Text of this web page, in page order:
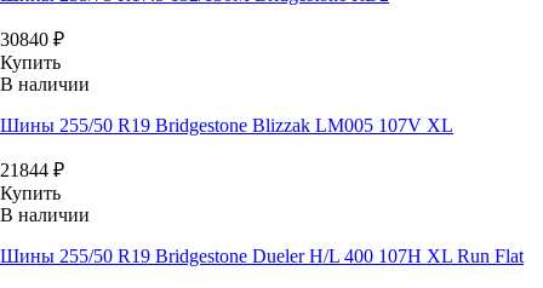
30840 ₽
Купить
В наличии
Шины 255/50 R19 Bridgestone Blizzak LM005 107V XL
21844 ₽
Купить
В наличии
Шины 255/50 R19 Bridgestone Dueler H/L 400 107H XL Run Flat